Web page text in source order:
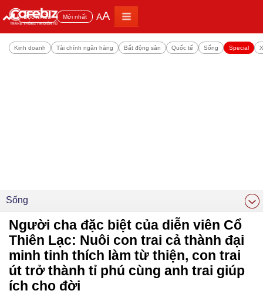
Đọc nhiều Mới nhất AA
Kinh doanh Tài chính ngân hàng Bất động sản Quốc tế Sống Special
Sống
Người cha đặc biệt của diễn viên Cổ
Thiên Lạc: Nuôi con trai cả thành đại
minh tinh thích làm từ thiện, con trai
út trở thành tỉ phú cùng anh trai giúp
ích cho đời